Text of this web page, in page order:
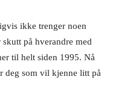
ikke trenger noen
på hverandre med
til helt siden 1995. Nå
deg som vil kjenne litt på